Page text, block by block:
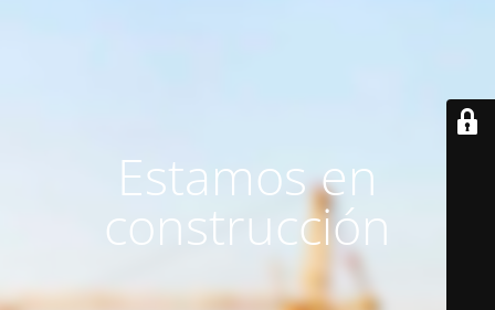
Estamos en
construcción